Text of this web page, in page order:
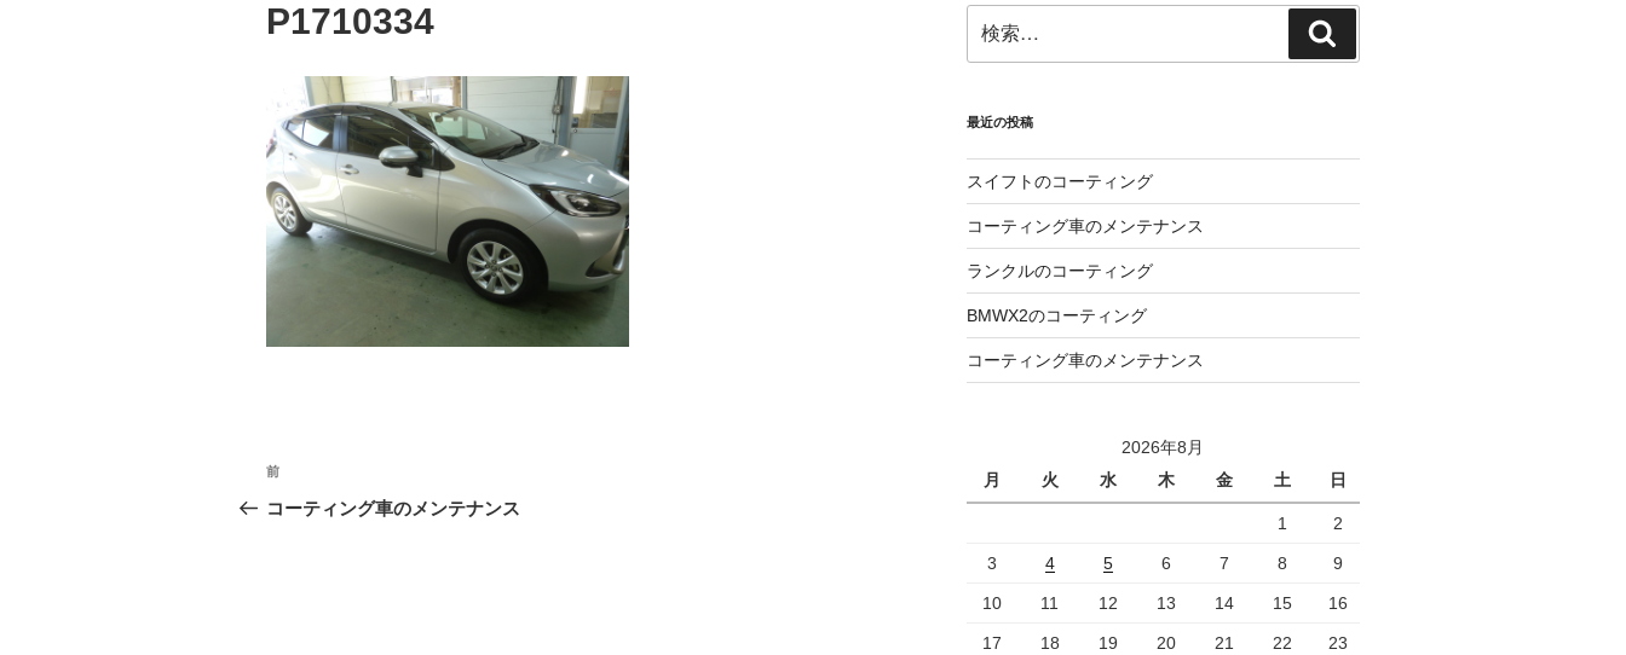
P1710334
投
稿
前
の
前
コーティング車のメンテナンス
索:
索
最近の投稿
スイフトのコーティング
コーティング車のメンテナンス
ランクルのコーティング
BMWX2のコーティング
コーティング車のメンテナンス
2026年8月
月
火 水 木 金 土 日
1 2
3 4 5 6 7 8 9
10 11 12 13 14 15 16
17 18 19 20 21 22 23